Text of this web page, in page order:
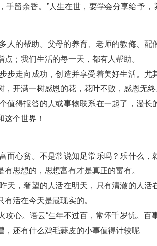
手留余香。”人生在世，要学会分享给予
人的帮助。父母的养育、老师的教侮、
；我们生活的每一天，都有人帮助。
步走向成功，创造并享受着美好生活。
开满一树感恩的花，花叶不败，感恩无终
值得报答的人或事物联系在一起了，漫
这个世界！
而心贫。不是常说知足常乐吗？乐什么，
思想的，思想富有才是真正的富有。
天，奢望的人活在明天，只有清澈的人活
活在今天是最现实的。
心。语云“生年不过百，常怀千岁忧。百
，还有什么鸡毛蒜皮的小事值得计较呢